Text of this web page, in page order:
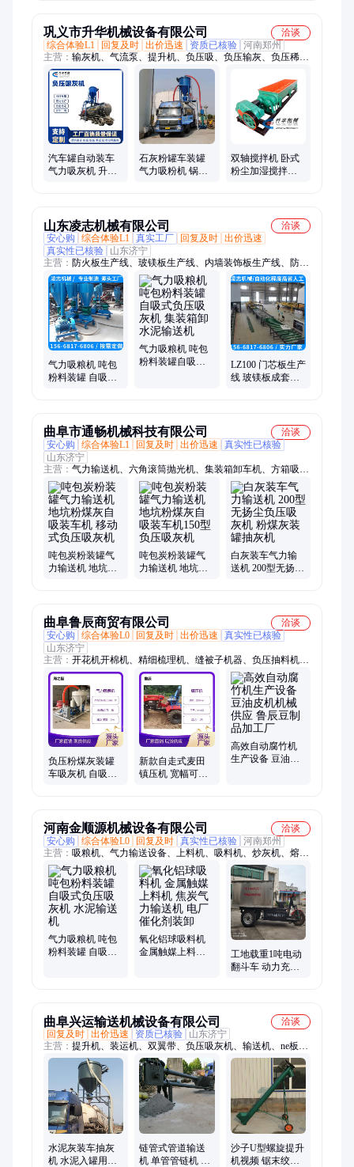
巩义市升华机械设备有限公司
洽谈
综合体验L1
回复及时 出价迅速 资质已核验 河南郑州
主营： 输灰机、气流泵、提升机、负压吸、负压输灰、负压稀
相、化铝粉、散装机、喷射泵、铝粉料、输灰泵、底粉料、灰系
统、气化板、砂石线、输送机、粉体气力、水泥气力、电力除
灰、管道输送、输送装置、连续运送、绿色环保、塑料粒子、水
泥生料
汽车罐自动装车
气力吸灰机 升华
石灰粉罐车装罐
气力吸粉机 锅炉
双轴搅拌机 卧式
粉尘加湿搅拌设
山东凌志机械有限公司
洽谈
安心购
综合体验L1 真实工厂 回复及时 出价迅速
真实性已核验
山东济宁
主营： 防火板生产线、玻镁板生产线、内墙装饰板生产线、防火
门芯板生产线、气力输送机、外墙保温板生产线、吸粮机、粉体
输送设备、上料机、垃圾焚烧炉、医疗垃圾焚烧炉、生活垃圾焚
烧炉、垃圾处理设备、硅酸钙板生产线
气力吸粮机 吨包
粉料装罐 自吸式
气力吸粮机 吨包
粉料装罐自吸式
LZ100 门芯板生产
线 玻镁板成套设
曲阜市通畅机械科技有限公司
洽谈
安心购
综合体验L1 回复及时 出价迅速
真实性已核验
山东济宁
主营： 气力输送机、六角滚筒抛光机、集装箱卸车机、方箱吸灰
车、皮带扒料机、皮带输送机、螺旋自卸机、大型吸粮机、地瓜
切片机
吨包炭粉装罐气
力输送机 地坑粉
吨包炭粉装罐气
力输送机 地坑粉
白灰装车气力输
送机 200型无扬尘
曲阜鲁辰商贸有限公司
洽谈
安心购
综合体验L0 回复及时 出价迅速
真实性已核验
山东济宁
主营： 开花机开棉机、精细梳理机、缝被子机器、负压抽料机、
梳理机梳棉机、弹花机、轧棉花机器、羊毛开松机、公仔棉开松
机、揉棉花机、衣服开花机、充绒机、蚕丝开茧机、蚕丝被机、
玉米制糁机、全自动压花机、绗缝机、千张机、豆腐机、多功能
筛选机、草帘机、油皮机、腐竹机、豆腐皮机、豆皮机、小型梳
棉机
负压粉煤灰装罐
车吸灰机 自吸式
新款自走式麦田
镇压机 宽幅可定
高效自动腐竹机
生产设备 豆油皮
河南金顺源机械设备有限公司
洽谈
安心购
综合体验L0 回复及时 真实性已核验 河南郑州
主营： 吸粮机、气力输送设备、上料机、吸料机、炒灰机、熔铝
炉、回转炉、炭化炉、抽粮机、软管吸粮机、气力吸料机、真空
吸料机
气力吸粮机 吨包
粉料装罐 自吸式
氧化铝球吸料机
金属触媒上料机
工地载重1吨电动
翻斗车 动力充沛
曲阜兴运输送机械设备有限公司
洽谈
回复及时 出价迅速 资质已核验
山东济宁
主营： 提升机、装运机、双翼带、负压吸灰机、输送机、ne板链
斗、波状链板、螺旋装车、尼龙刮板、爬坡皮带、伸缩皮带、升
降装车、防滑皮带、不锈钢刮板、不锈钢螺旋、板链上料机、螺
旋上料机、平板运输机、大角度皮带、耐高温链板、电动升降皮
带、双翼升降皮带
水泥灰装车抽灰
机 水泥入罐用负
链管式管道输送
机 单管管链机 六
沙子U型螺旋提升
机视频 锯末绞龙